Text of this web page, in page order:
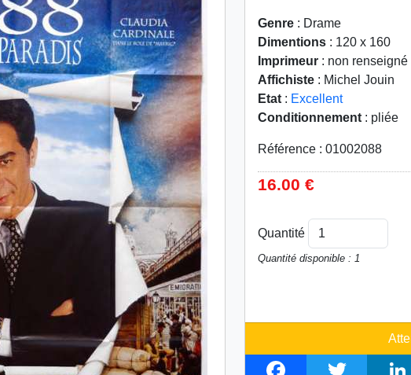
Genre : Drame
Dimentions : 120 x 160
Imprimeur : non renseigné
Affichiste : Michel Jouin
Etat : Excellent
Conditionnement : pliée
Référence : 01002088
16.00 €
Quantité
Quantité disponible : 1
F
T
L